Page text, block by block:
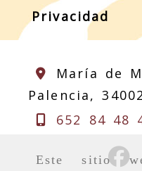
Este sitio
Privacidad
María de
Palencia,34002
652 84 48